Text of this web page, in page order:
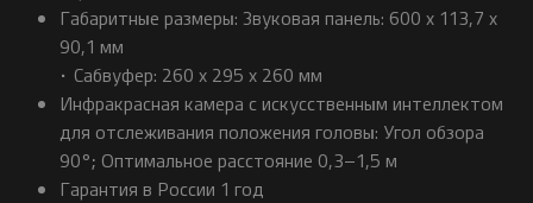
Габаритные размеры: Звуковая панель: 600 х 113,7 х
90,1 мм
• Сабвуфер: 260 х 295 х 260 мм
Инфракрасная камера с искусственным интеллектом
для отслеживания положения головы: Угол обзора
90°; Оптимальное расстояние 0,3–1,5 м
Гарантия в России 1 год